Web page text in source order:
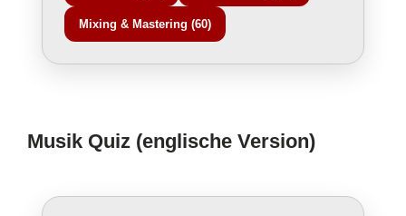
Musik Quiz (englische Version)